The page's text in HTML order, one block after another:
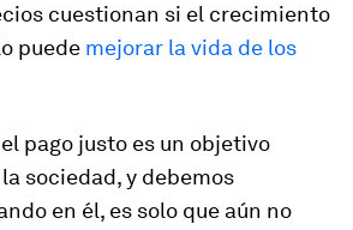
cuestionan si el crecimiento
puede mejorar la vida de los
pago justo es un objetivo
sociedad, y debemos
en él, es solo que aún no